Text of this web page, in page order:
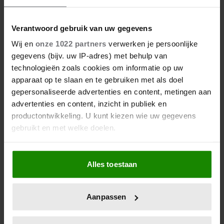
Verantwoord gebruik van uw gegevens
Wij en onze 1022 partners verwerken je persoonlijke
gegevens (bijv. uw IP-adres) met behulp van
technologieën zoals cookies om informatie op uw
apparaat op te slaan en te gebruiken met als doel
gepersonaliseerde advertenties en content, metingen aan
advertenties en content, inzicht in publiek en
productontwikkeling. U kunt kiezen wie uw gegevens
gebruikt en met welke doelen.
Als u het toestaat, willen we ook graag:
Informatie verzamelen over uw geografische
locatie, die tot een paar meter nauwkeurig kan zijn
scannen op specifieke eigenschappen (fingerprinting)
Alles toestaan
Aanpassen
6 augustus 2026
ZO EINDIGT HET ‘B&B VOL
LIEFDE’-AVONTUUR VAN
NISHA TARA